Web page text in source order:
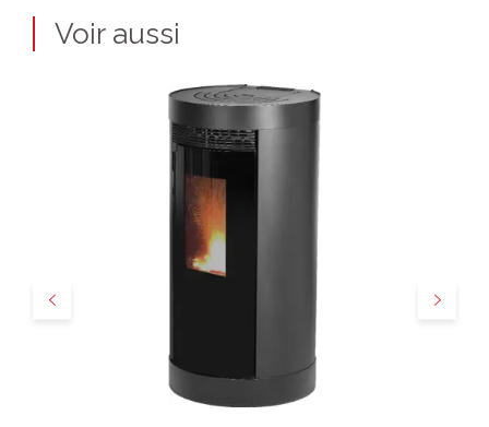
Voir aussi
Précédent Suivant